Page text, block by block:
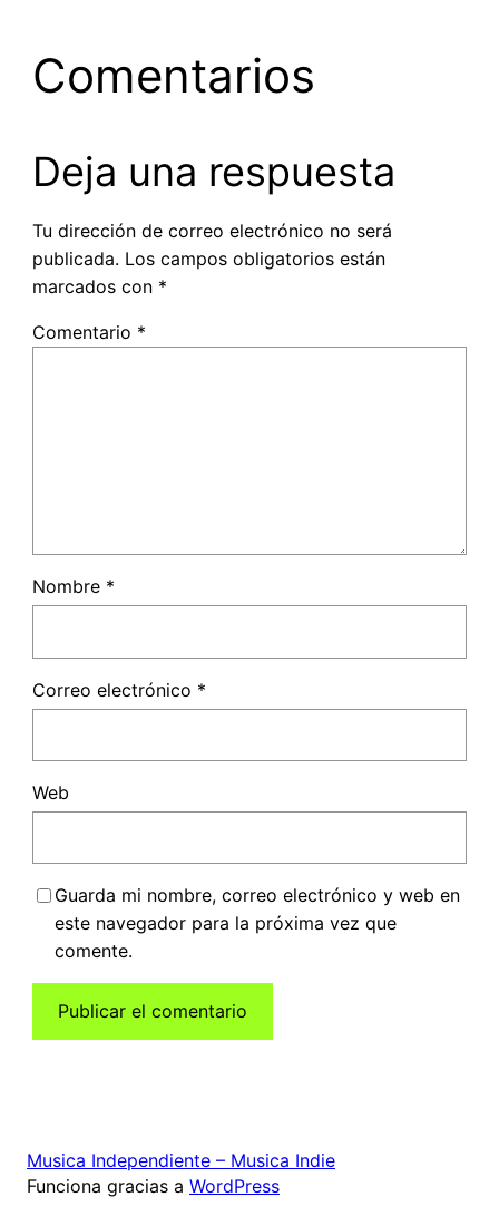
Comentarios
Deja una respuesta
Tu dirección de correo electrónico no será
publicada. Los campos obligatorios están
marcados con *
Comentario *
Nombre *
Correo electrónico *
Web
Guarda mi nombre, correo electrónico y web en
este navegador para la próxima vez que
comente.
Musica Independiente – Musica Indie
Funciona gracias a WordPress